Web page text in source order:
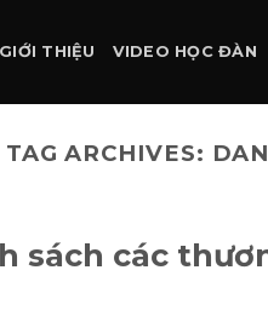
GIỚI THIỆU VIDEO HỌC ĐÀN
TAG ARCHIVES:
sách các